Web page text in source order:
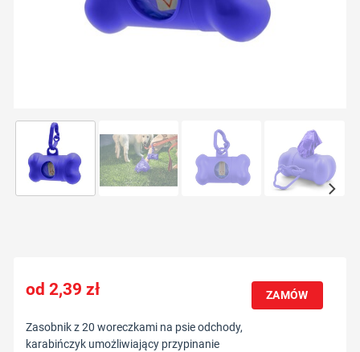
2,39zł ZAMÓW
Zasobnik z 20 woreczkami na psie odchody,
karabińczyk umożliwiający przypinanie